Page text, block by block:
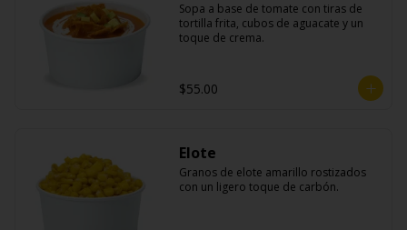
Sopa a base de tomate con tiras de
tortilla frita, cubos de aguacate y un
toque de crema.
$55.00
Elote
Granos de elote amarillo rostizados
con un ligero toque de carbón.